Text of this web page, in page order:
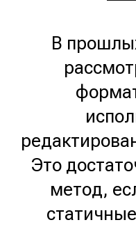
В
Это
метод,